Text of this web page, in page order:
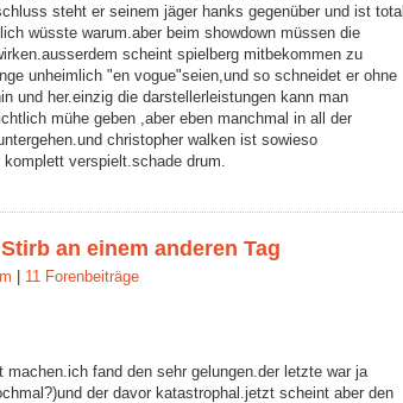
steht er seinem jäger hanks gegenüber und ist total
wüsste warum.aber beim showdown müssen die
scheint spielberg mitbekommen zu
unheimlich "en vogue"seien,und so schneidet er ohne
und her.einzig die darstellerleistungen kann man
mühe geben ,aber eben manchmal in all der
christopher walken ist sowieso
verspielt.schade drum.
an einem anderen Tag
| 11 Forenbeiträge
fand den sehr gelungen.der letzte war ja
der davor katastrophal.jetzt scheint aber den